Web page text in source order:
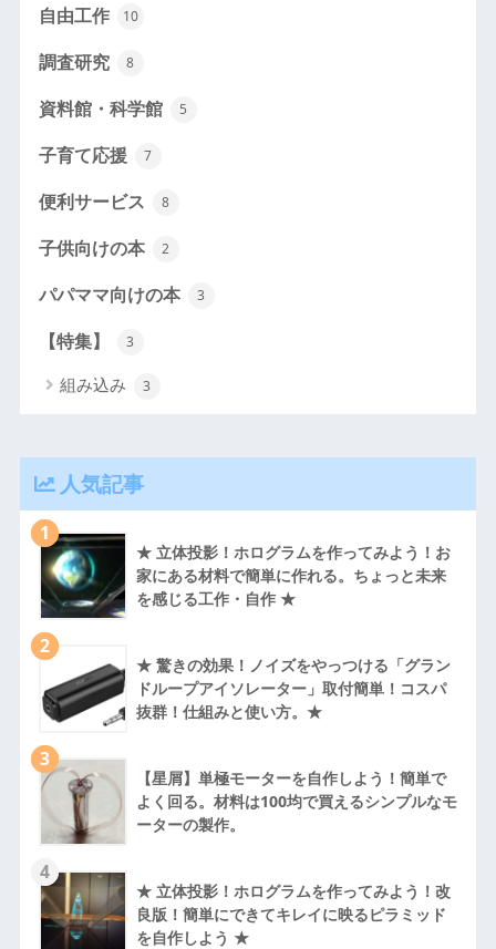
自由工作 10
調査研究 8
資料館・科学館 5
子育て応援 7
便利サービス 8
子供向けの本 2
パパママ向けの本 3
【特集】 3
組み込み 3
人気記事
1
★ 立体投影！ホログラムを作ってみよう！お
家にある材料で簡単に作れる。ちょっと未来
を感じる工作・自作 ★
2
★ 驚きの効果！ノイズをやっつける「グラン
ドループアイソレーター」取付簡単！コスパ
抜群！仕組みと使い方。★
3
【星屑】単極モーターを自作しよう！簡単で
よく回る。材料は100均で買えるシンプルなモ
ーターの製作。
4
★ 立体投影！ホログラムを作ってみよう！改
良版！簡単にできてキレイに映るピラミッド
を自作しよう ★